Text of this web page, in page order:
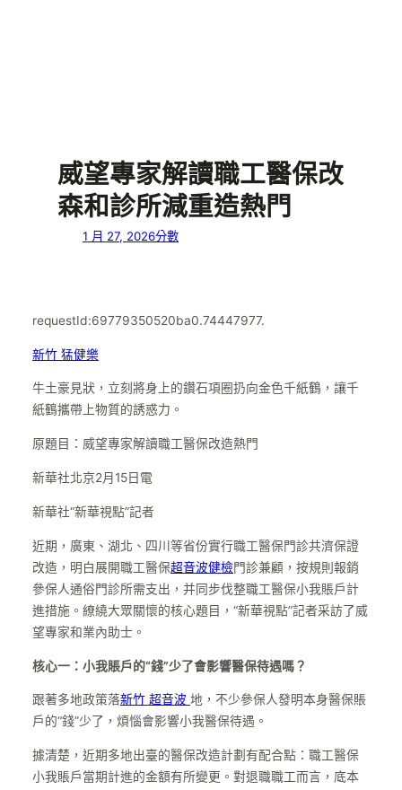
威望專家解讀職工醫保改
森和診所減重造熱門
1 月 27, 2026分數
requestId:69779350520ba0.74447977.
新竹 猛健樂
牛土豪見狀，立刻將身上的鑽石項圈扔向金色千紙鶴，讓千
紙鶴攜帶上物質的誘惑力。
原題目：威望專家解讀職工醫保改造熱門
新華社北京2月15日電
新華社“新華視點”記者
近期，廣東、湖北、四川等省份實行職工醫保門診共濟保證
改造，明白展開職工醫保超音波健檢門診兼顧，按規則報銷
參保人通俗門診所需支出，并同步伐整職工醫保小我賬戶計
進措施。繚繞大眾關懷的核心題目，“新華視點”記者采訪了威
望專家和業內助士。
核心一：小我賬戶的“錢”少了會影響醫保待遇嗎？
跟著多地政策落新竹 超音波 地，不少參保人發明本身醫保賬
戶的“錢”少了，煩惱會影響小我醫保待遇。
據清楚，近期多地出臺的醫保改造計劃有配合點：職工醫保
小我賬戶當期計進的金額有所變更。對退職職工而言，底本